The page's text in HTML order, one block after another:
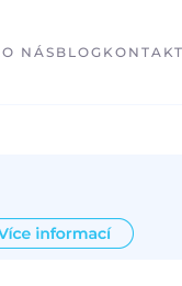
O NÁS BLOG